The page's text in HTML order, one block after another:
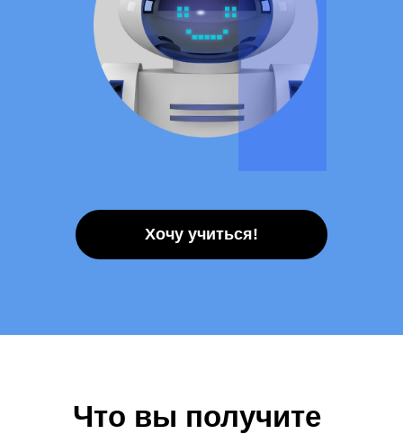
Хочу учиться!
Что вы получите